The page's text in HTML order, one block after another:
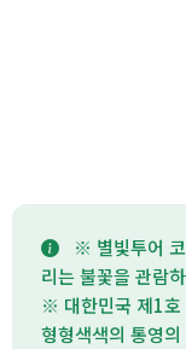
※ 별빛투어
리는 불꽃을 관람
※ 대한민국 제1호
형형색색의 통영